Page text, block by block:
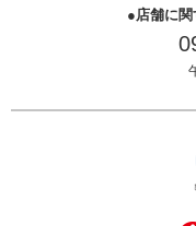
店舗に関